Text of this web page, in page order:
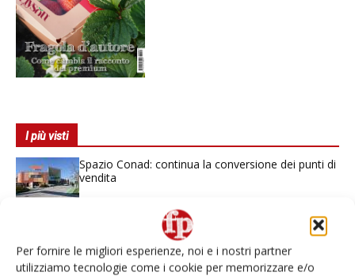
Per fornire le migliori esperienze, noi e i nostri partner
utilizziamo tecnologie come i cookie per memorizzare e/o
I più visti
Spazio Conad: continua la conversione dei punti di
vendita
Non è una susina: è Metis… e può rivoluzionare la